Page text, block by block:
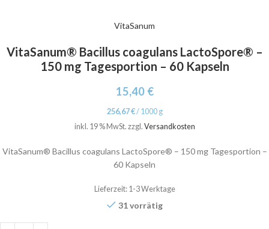
VitaSanum
VitaSanum® Bacillus coagulans LactoSpore® –
150 mg Tagesportion – 60 Kapseln
15,40 €
256,67€/ 1000 g
inkl. 19 % MwSt. zzgl. Versandkosten
VitaSanum® Bacillus coagulans LactoSpore® – 150 mg Tagesportion –
60 Kapseln
Lieferzeit: 1-3 Werktage
31 vorrätig